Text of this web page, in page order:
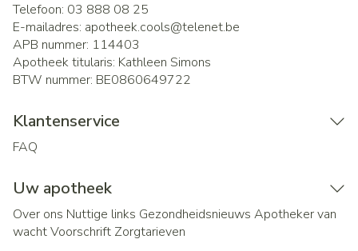
Telefoon: 03 888 08 25
E-mailadres: apotheek.cools@telenet.be
APB nummer: 114403
Apotheek titularis: Kathleen Simons
BTW nummer: BE0860649722
Klantenservice
FAQ
Uw apotheek
Over ons Nuttige links Gezondheidsnieuws Apotheker van
wachtVoorschrift Zorgtarieven